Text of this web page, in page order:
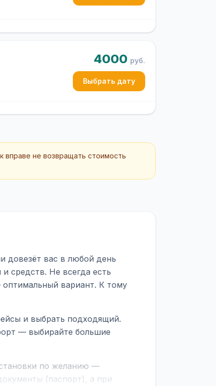
4000 руб.
Выбрать дату
вправе не возвращать стоимость
довезёт вас в любой день
средств. Не всегда есть
вариант. К тому
и выбрать подходящий.
— выбирайте большие
по желанию —
(паспорт), а при